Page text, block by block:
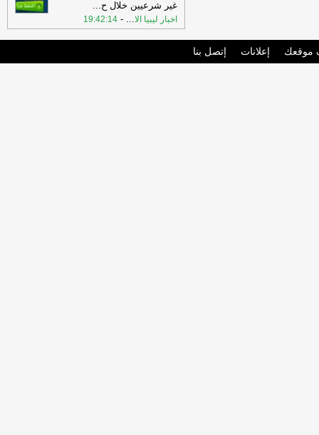
غير شرعيين خلال ح...
اخبار ليبيا الا...
-
19:42:14
موقعك إعلانات إتصل بنا